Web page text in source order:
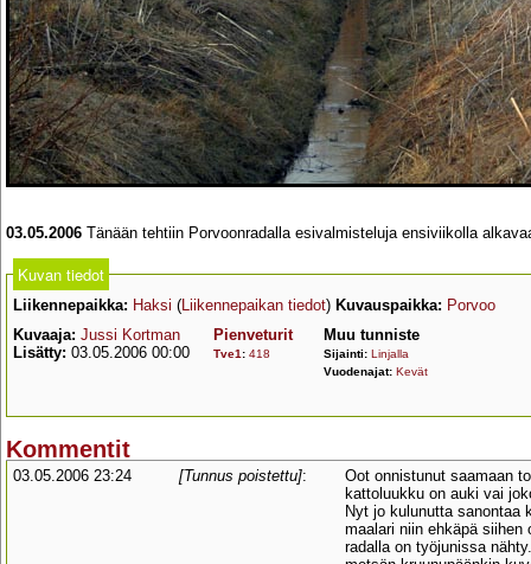
03.05.2006 Tänään tehtiin Porvoonradalla esivalmisteluja ensiviikolla
Kuvan tiedot
Liikennepaikka: Haksi (Liikennepaikan tiedot) Kuvauspaikka: Porvoo
Kuvaaja: Jussi Kortman
Lisätty: 03.05.2006 00:00
Pienveturit
Tve1 : 418
Muu tunniste
Sijainti: Linjalla
Vuodenajat: Kevät
Kommentit
03.05.2006 23:24 [Tunnus poistettu]:
Oot onnistunut saamaan
kattoluukku on auki vai
Nyt jo kulunutta sanontaa
maalari niin ehkäpä
radalla on työjunissa